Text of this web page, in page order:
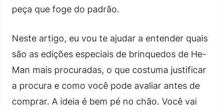
peça que foge do padrão.
Neste artigo, eu vou te ajudar a entender quais
são as edições especiais de brinquedos de He-
Man mais procuradas, o que costuma justificar
a procura e como você pode avaliar antes de
comprar. A ideia é bem pé no chão. Você vai